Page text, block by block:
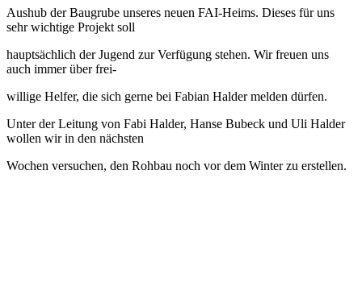
Aushub der Baugrube unseres neuen FAI-Heims. Dieses für uns
sehr wichtige Projekt soll
hauptsächlich der Jugend zur Verfügung stehen. Wir freuen uns
auch immer über frei-
willige Helfer, die sich gerne bei Fabian Halder melden dürfen.
Unter der Leitung von Fabi Halder, Hanse Bubeck und Uli Halder
wollen wir in den nächsten
Wochen versuchen, den Rohbau noch vor dem Winter zu erstellen.